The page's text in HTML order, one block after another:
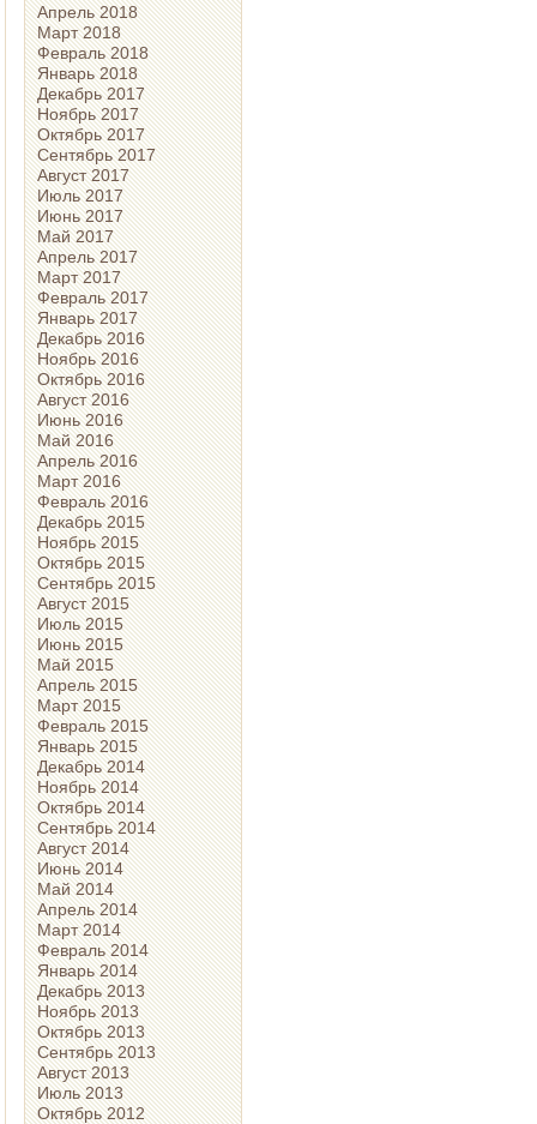
Апрель 2018
Март 2018
Февраль 2018
Январь 2018
Декабрь 2017
Ноябрь 2017
Октябрь 2017
Сентябрь 2017
Август 2017
Июль 2017
Июнь 2017
Май 2017
Апрель 2017
Март 2017
Февраль 2017
Январь 2017
Декабрь 2016
Ноябрь 2016
Октябрь 2016
Август 2016
Июнь 2016
Май 2016
Апрель 2016
Март 2016
Февраль 2016
Декабрь 2015
Ноябрь 2015
Октябрь 2015
Сентябрь 2015
Август 2015
Июль 2015
Июнь 2015
Май 2015
Апрель 2015
Март 2015
Февраль 2015
Январь 2015
Декабрь 2014
Ноябрь 2014
Октябрь 2014
Сентябрь 2014
Август 2014
Июнь 2014
Май 2014
Апрель 2014
Март 2014
Февраль 2014
Январь 2014
Декабрь 2013
Ноябрь 2013
Октябрь 2013
Сентябрь 2013
Август 2013
Июль 2013
Октябрь 2012